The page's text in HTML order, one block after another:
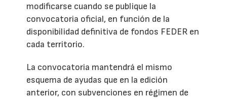
modificarse cuando se publique la
convocatoria oficial, en función de la
disponibilidad definitiva de fondos FEDER en
cada territorio.
La convocatoria mantendrá el mismo
esquema de ayudas que en la edición
anterior, con subvenciones en régimen de